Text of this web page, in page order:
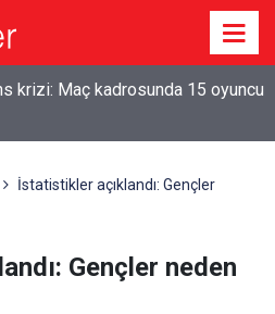
krizi: Maç kadrosunda 15 oyuncu
İstatistikler açıklandı: Gençler
Gençler neden